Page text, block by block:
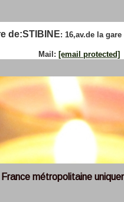
de:STIBINE: 16,av.de la
Mail: [email protected]
métropolitaine